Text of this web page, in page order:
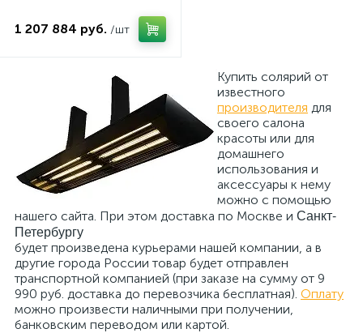
1 207 884 руб. /шт
Купить солярий от
известного
производителя для
своего салона
красоты или для
домашнего
использования и
аксессуары к нему
можно с помощью
нашего сайта. При этом доставка по Москве и Санкт-
Петербургу
будет произведена курьерами нашей компании, а в
другие города России товар будет отправлен
транспортной компанией (при заказе на сумму от 9
990 руб. доставка до перевозчика бесплатная). Оплату
можно произвести наличными при получении,
банковским переводом или картой.